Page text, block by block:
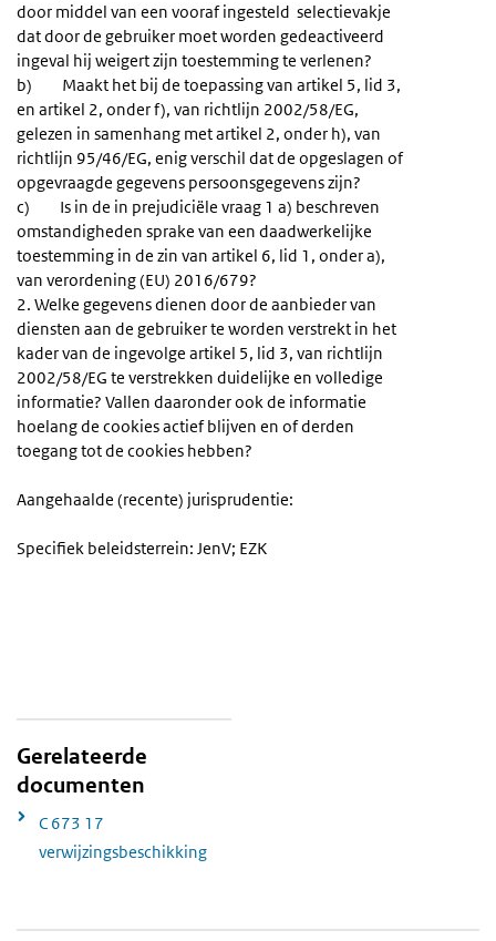
door middel van een vooraf ingesteld selectievakje
dat door de gebruiker moet worden gedeactiveerd
ingeval hij weigert zijn toestemming te verlenen?
b) Maakt het bij de toepassing van artikel 5, lid 3,
en artikel 2, onder f), van richtlijn 2002/58/EG,
gelezen in samenhang met artikel 2, onder h), van
richtlijn 95/46/EG, enig verschil dat de opgeslagen of
opgevraagde gegevens persoonsgegevens zijn?
c) Is in de in prejudiciële vraag 1 a) beschreven
omstandigheden sprake van een daadwerkelijke
toestemming in de zin van artikel 6, lid 1, onder a),
van verordening (EU) 2016/679?
2. Welke gegevens dienen door de aanbieder van
diensten aan de gebruiker te worden verstrekt in het
kader van de ingevolge artikel 5, lid 3, van richtlijn
2002/58/EG te verstrekken duidelijke en volledige
informatie? Vallen daaronder ook de informatie
hoelang de cookies actief blijven en of derden
toegang tot de cookies hebben?
Aangehaalde (recente) jurisprudentie:
Specifiek beleidsterrein: JenV; EZK
Gerelateerde
documenten
C 673 17
verwijzingsbeschikking